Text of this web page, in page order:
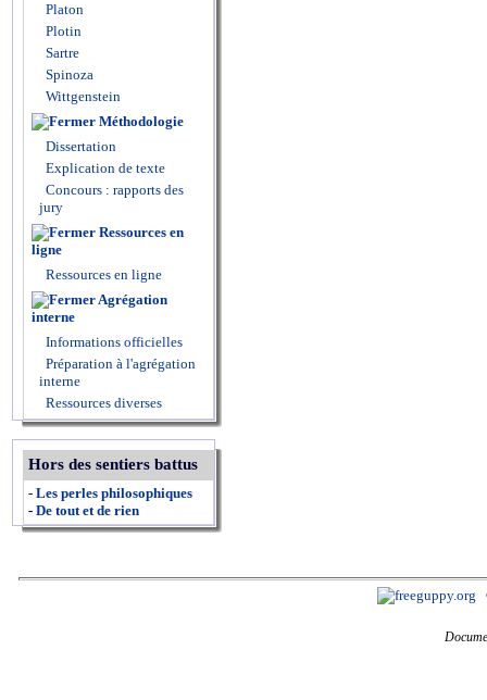
Platon
Plotin
Sartre
Spinoza
Wittgenstein
Méthodologie
Dissertation
Explication de texte
Concours : rapports des
jury
Ressources en
ligne
Ressources en ligne
Agrégation
interne
Informations officielles
Préparation à l'agrégation
interne
Ressources diverses
Hors des sentiers battus
- Les perles philosophiques
- De tout et de rien